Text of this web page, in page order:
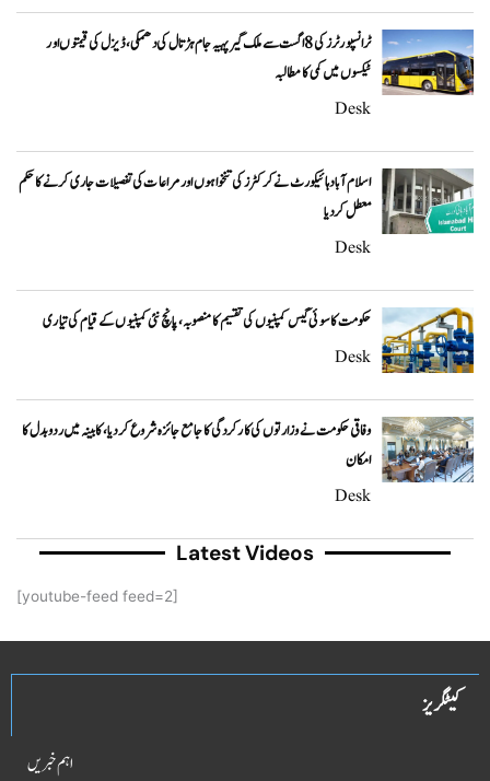
ٹرانسپورٹرز کی 8 اگست سے ملک گیر پہیہ جام ہڑتال کی دھمکی، ڈیزل کی قیمتوں اور
ٹیکسوں میں کمی کا مطالبہ
Desk
اسلام آباد ہائیکورٹ نے کرکٹرز کی تنخواہوں اور مراعات کی تفصیلات جاری کرنے کا حکم
معطل کر دیا
Desk
حکومت کا سوئی گیس کمپنیوں کی تقسیم کا منصوبہ، پانچ نئی کمپنیوں کے قیام کی تیاری
Desk
وفاقی حکومت نے وزارتوں کی کارکردگی کا جامع جائزہ شروع کر دیا، کابینہ میں ردوبدل کا
امکان
Desk
Latest Videos
[youtube-feed feed=2]
کیٹگریز
اہم خبریں